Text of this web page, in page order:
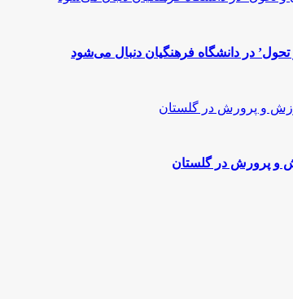
در ‌دانشگاه فرهنگیان دنبال می‌شود